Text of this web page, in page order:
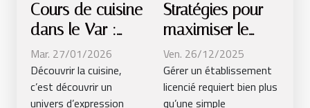
Cours de cuisine
dans le Var :
David Millet
vous propose
une expérience
Mar. 27/01/2026
Découvrir la cuisine,
c’est découvrir un
univers d’expression
Stratégies pour
maximiser le
succès de votre
établissement
licencié
Ven. 26/12/2025
Gérer un établissement
licencié requiert bien plus
qu’une simple